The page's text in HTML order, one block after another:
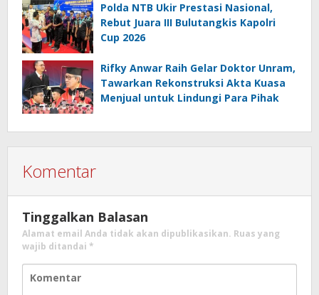
Polda NTB Ukir Prestasi Nasional,
Rebut Juara III Bulutangkis Kapolri
Cup 2026
Rifky Anwar Raih Gelar Doktor Unram,
Tawarkan Rekonstruksi Akta Kuasa
Menjual untuk Lindungi Para Pihak
Komentar
Tinggalkan Balasan
Alamat email Anda tidak akan dipublikasikan. Ruas yang
wajib ditandai *